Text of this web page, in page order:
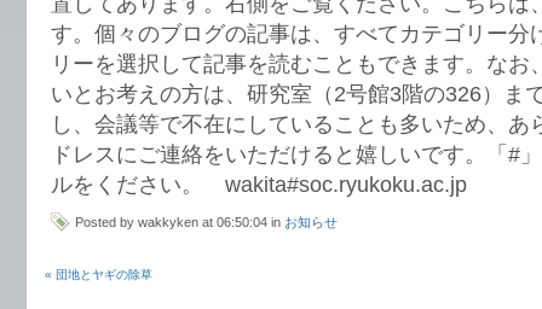
す。個々のブログの記事は、すべてカテゴリー分
リーを選択して記事を読むこともできます。なお
いとお考えの方は、研究室（2号館3階の326）ま
し、会議等で不在にしていることも多いため、あ
ドレスにご連絡をいただけると嬉しいです。「#
ルをください。 wakita#soc.ryukoku.ac.jp
Posted by wakkyken at 06:50:04 in お知らせ
« 団地とヤギの除草